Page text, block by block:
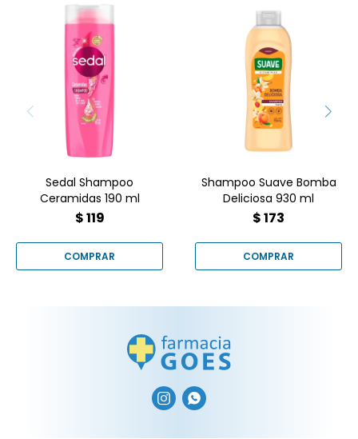
¿Pelo opaco y sin vida?
Recupera el brillo extremo
con Sedal Ceramidas 190
ml. Su fórmula con retinol
y colágeno fortalece
cada fibra desde la raíz.
¡Dale a tu cabello la
suavidad que merece!
Cómpralo hoy en
Farmacia Goes al mejor
precio. ✨
Sedal Shampoo
Ceramidas 190 ml
$119
¡Dale un festín a tu pelo! ?
El Shampoo Suave
Bomba Deliciosa (930ml)
combina vitaminas y
notas de durazno para un
brillo increíble. ¡Cómpralo
online en Farmacia Goes
al mejor precio hoy
mismo!
Shampoo Suave Bomba
Deliciosa 930 ml
$173
 